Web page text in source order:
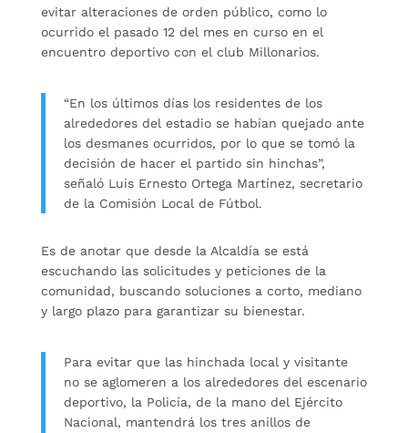
evitar alteraciones de orden público, como lo
ocurrido el pasado 12 del mes en curso en el
encuentro deportivo con el club Millonarios.
“En los últimos días los residentes de los
alrededores del estadio se habían quejado ante
los desmanes ocurridos, por lo que se tomó la
decisión de hacer el partido sin hinchas”,
señaló Luis Ernesto Ortega Martínez, secretario
de la Comisión Local de Fútbol.
Es de anotar que desde la Alcaldía se está
escuchando las solicitudes y peticiones de la
comunidad, buscando soluciones a corto, mediano
y largo plazo para garantizar su bienestar.
Para evitar que las hinchada local y visitante
no se aglomeren a los alrededores del escenario
deportivo, la Policía, de la mano del Ejército
Nacional, mantendrá los tres anillos de